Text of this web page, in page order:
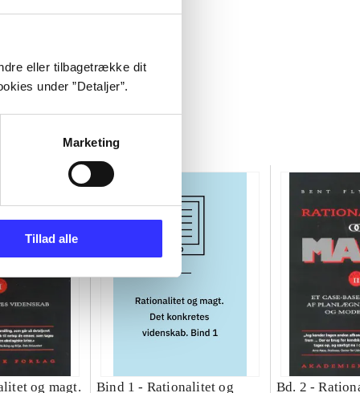
eller tilbagetrække dit
under ”Detaljer”.
Marketing
Tillad alle
og magt.
Bind 1 - Rationalitet og
Bd. 2 -